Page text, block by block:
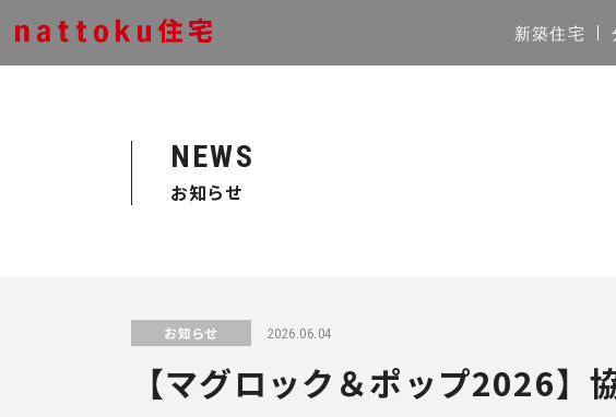
新築住宅
NEWS
お知らせ
お知らせ 2026.06.04
【マグロック＆ポップ2026】